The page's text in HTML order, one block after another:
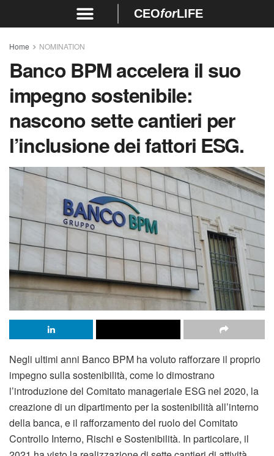
CEOforLIFE
Home NOMINATION
Banco BPM accelera il suo
impegno sostenibile:
nascono sette cantieri per
l’inclusione dei fattori ESG.
Negli ultimi anni Banco BPM ha voluto rafforzare il proprio
impegno sulla sostenibilità, come lo dimostrano
l’introduzione del Comitato manageriale ESG nel 2020, la
creazione di un dipartimento per la sostenibilità all’interno
della banca, e il rafforzamento del ruolo del Comitato
Controllo Interno, Rischi e Sostenibilità. In particolare, il